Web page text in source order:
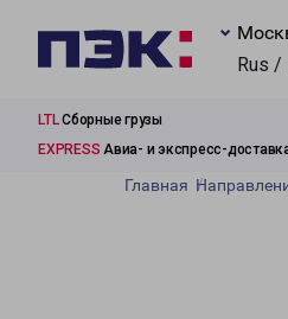
Rus /
LTLСборные грузы
EXPRESS Авиа- и экспресс-
Главная